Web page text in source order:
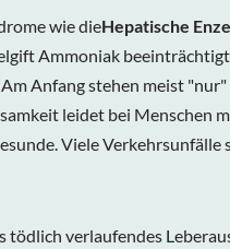
wie dieHepatische
Ammoniak
Anfang stehen meist "nur"
leidet bei Menschen
Viele Verkehrsunfälle
tödlich verlaufendes